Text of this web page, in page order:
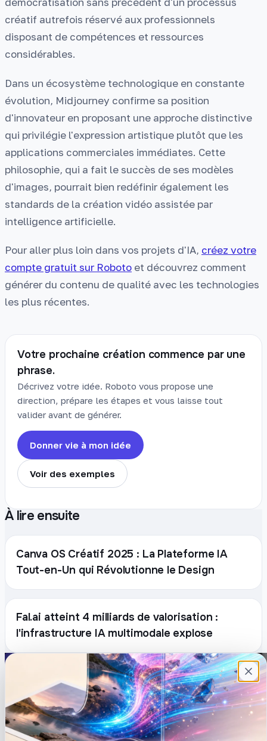
créatif autrefois réservé aux professionnels
disposant de compétences et ressources
considérables.
Dans un écosystème technologique en constante
évolution, Midjourney confirme sa position
d'innovateur en proposant une approche distinctive
qui privilégie l'expression artistique plutôt que les
applications commerciales immédiates. Cette
philosophie, qui a fait le succès de ses modèles
d'images, pourrait bien redéfinir également les
standards de la création vidéo assistée par
intelligence artificielle.
Pour aller plus loin dans vos projets d'IA, créez votre
compte gratuit sur Roboto et découvrez comment
générer du contenu de qualité avec les technologies
les plus récentes.
Votre prochaine création commence par une
phrase.
Décrivez votre idée. Roboto vous propose une
direction, prépare les étapes et vous laisse tout
valider avant de générer.
Donner vie à mon idée
Voir des exemples
À lire ensuite
Canva OS Créatif 2025 : La Plateforme IA
Tout-en-Un qui Révolutionne le Design
Fal.ai atteint 4 milliards de valorisation :
l'infrastructure IA multimodale explose
Plateforme française de création de
contenu avec l’IA. Demandez, Roboto crée.
DÉCOUVRIR COMPTE